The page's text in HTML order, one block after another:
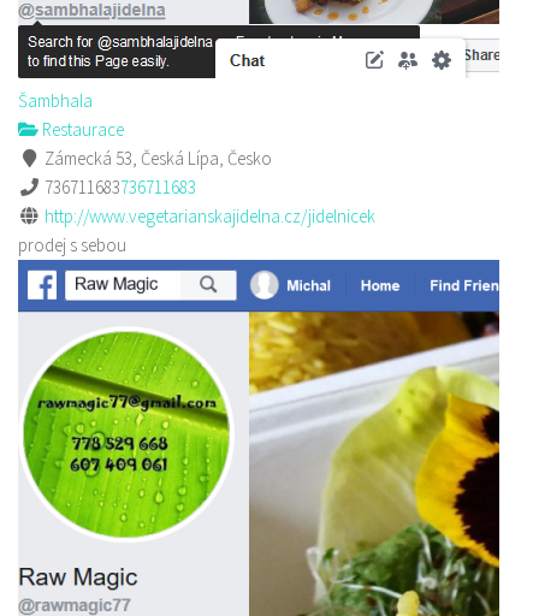
Šambhala
Restaurace
Zámecká 53, Česká Lípa, Česko
736711683736711683
http://www.vegetarianskajidelna.cz/jidelnicek
prodej s sebou